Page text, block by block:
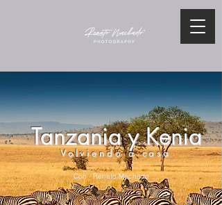
Tanzania y Kenia
Volviendo a casa
Con Renato Machado